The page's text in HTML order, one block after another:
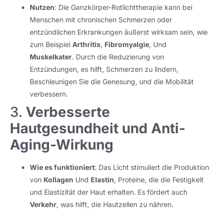
Nutzen: Die Ganzkörper-Rotlichttherapie kann bei
Menschen mit chronischen Schmerzen oder
entzündlichen Erkrankungen äußerst wirksam sein, wie
zum Beispiel Arthritis, Fibromyalgie, Und
Muskelkater. Durch die Reduzierung von
Entzündungen, es hilft, Schmerzen zu lindern,
Beschleunigen Sie die Genesung, und die Mobilität
verbessern.
3. Verbesserte
Hautgesundheit und Anti-
Aging-Wirkung
Wie es funktioniert: Das Licht stimuliert die Produktion
von Kollagen Und Elastin, Proteine, die die Festigkeit
und Elastizität der Haut erhalten. Es fördert auch
Verkehr, was hilft, die Hautzellen zu nähren.